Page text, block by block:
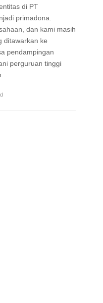
di PT
primadona.
dan kami masih
ditawarkan ke
pendampingan
perguruan tinggi